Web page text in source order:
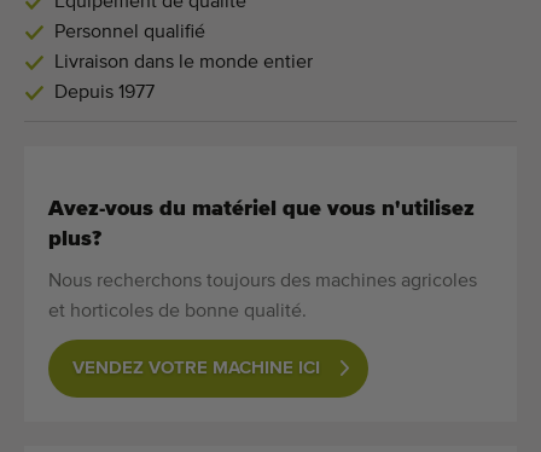
Personnel qualifié
Livraison dans le monde entier
Depuis 1977
Avez-vous du matériel que vous n'utilisez
plus?
Nous recherchons toujours des machines agricoles
et horticoles de bonne qualité.
VENDEZ VOTRE MACHINE ICI